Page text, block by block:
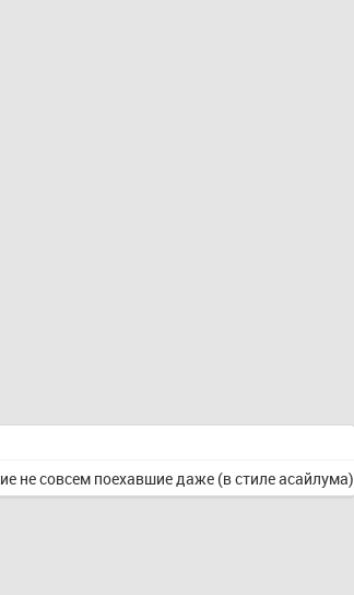
не совсем поехавшие даже (в стиле асайлума)